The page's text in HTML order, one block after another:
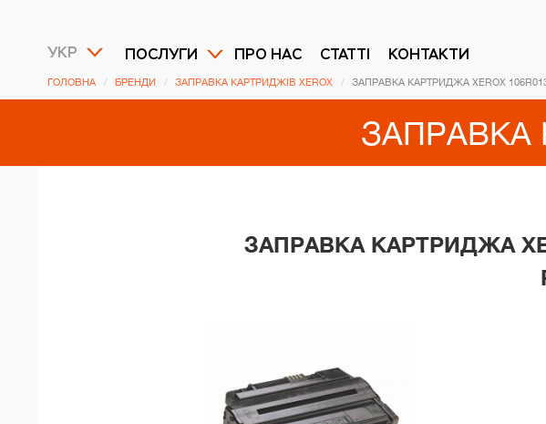
УКР ПОСЛУГИ ПРО НАС СТАТТІ КОНТАКТИ
ГОЛОВНА БРЕНДИ ЗАПРАВКА КАРТРИДЖІВ XEROX ЗАПРАВКА КАРТРИДЖА XEROX
ЗАПРАВКА
ЗАПРАВКА КАРТРИДЖА